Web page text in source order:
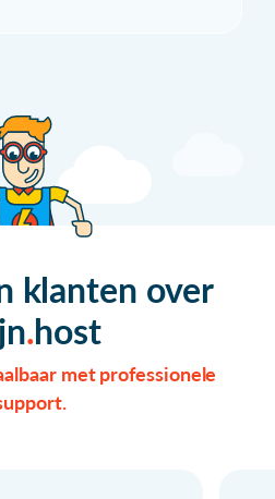
klanten over
host
met professionele